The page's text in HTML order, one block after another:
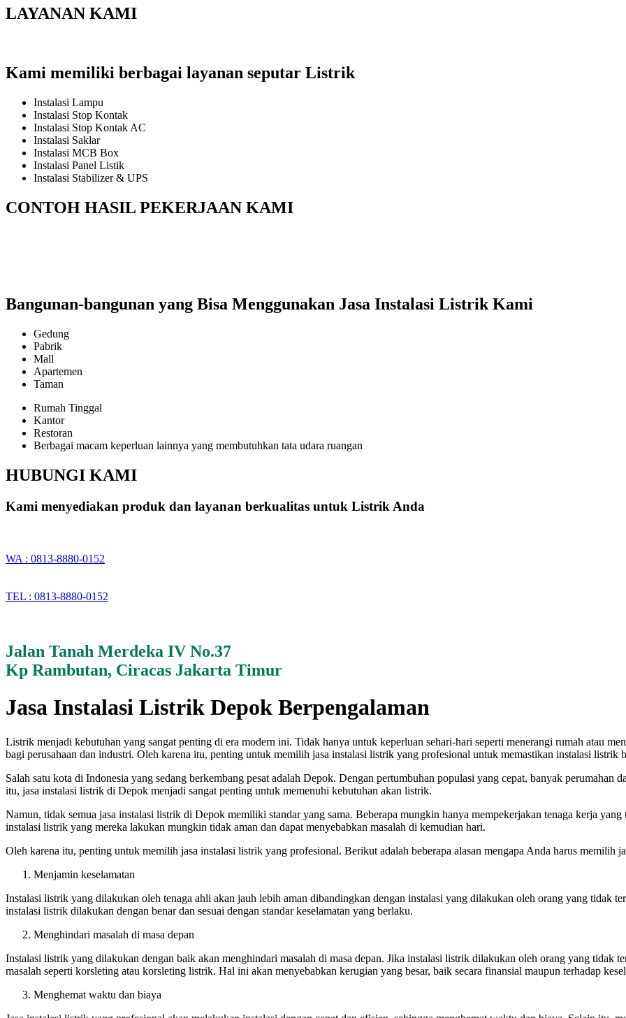
LAYANAN KAMI
Kami memiliki berbagai layanan seputar Listrik
Instalasi Lampu
Instalasi Stop Kontak
Instalasi Stop Kontak AC
Instalasi Saklar
Instalasi MCB Box
Instalasi Panel Listik
Instalasi Stabilizer & UPS
CONTOH HASIL PEKERJAAN KAMI
Bangunan-bangunan yang Bisa Menggunakan Jasa Instalasi Listrik Kami
Gedung
Pabrik
Mall
Apartemen
Taman
Rumah Tinggal
Kantor
Restoran
Berbagai macam keperluan lainnya yang membutuhkan tata udara ruangan
HUBUNGI KAMI
Kami menyediakan produk dan layanan berkualitas untuk Listrik Anda
WA : 0813-8880-0152
TEL : 0813-8880-0152
Jalan Tanah Merdeka IV No.37
Kp Rambutan, Ciracas Jakarta Timur
Jasa Instalasi Listrik Depok Berpengalaman
Listrik menjadi kebutuhan yang sangat penting di era modern ini. Tidak hanya untuk keperluan sehari-hari seperti menerangi rumah atau
bagi perusahaan dan industri. Oleh karena itu, penting untuk memilih jasa instalasi listrik yang profesional untuk memastikan instalasi listrik
Salah satu kota di Indonesia yang sedang berkembang pesat adalah Depok. Dengan pertumbuhan populasi yang cepat, banyak
itu, jasa instalasi listrik di Depok menjadi sangat penting untuk memenuhi kebutuhan akan listrik.
Namun, tidak semua jasa instalasi listrik di Depok memiliki standar yang sama. Beberapa mungkin hanya mempekerjakan tenaga kerja
instalasi listrik yang mereka lakukan mungkin tidak aman dan dapat menyebabkan masalah di kemudian hari.
Oleh karena itu, penting untuk memilih jasa instalasi listrik yang profesional. Berikut adalah beberapa alasan mengapa Anda harus memilih
Menjamin keselamatan
Instalasi listrik yang dilakukan oleh tenaga ahli akan jauh lebih aman dibandingkan dengan instalasi yang dilakukan oleh orang yang tidak
instalasi listrik dilakukan dengan benar dan sesuai dengan standar keselamatan yang berlaku.
Menghindari masalah di masa depan
Instalasi listrik yang dilakukan dengan baik akan menghindari masalah di masa depan. Jika instalasi listrik dilakukan oleh orang yang tidak
masalah seperti korsleting atau korsleting listrik. Hal ini akan menyebabkan kerugian yang besar, baik secara finansial maupun terhadap
Menghemat waktu dan biaya